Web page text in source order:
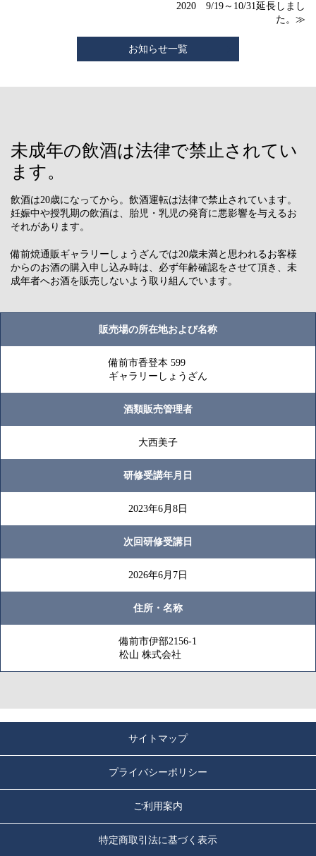
2020 9/19～10/31延長しまし
た。 ≫
お知らせ一覧
未成年の飲酒は法律で禁止されてい
ます。
飲酒は20歳になってから。飲酒運転は法律で禁止されています。
妊娠中や授乳期の飲酒は、胎児・乳児の発育に悪影響を与えるお
それがあります。
備前焼通販ギャラリーしょうざんでは20歳未満と思われるお客様
からのお酒の購入申し込み時は、必ず年齢確認をさせて頂き、未
成年者へお酒を販売しないよう取り組んでいます。
販売場の所在地および名称
備前市香登本 599
ギャラリーしょうざん
酒類販売管理者
大西美子
研修受講年月日
2023年6月8日
次回研修受講日
2026年6月7日
住所・名称
備前市伊部2156-1
松山 株式会社
サイトマップ
プライバシーポリシー
ご利用案内
特定商取引法に基づく表示